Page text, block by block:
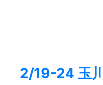
2/19-24 玉